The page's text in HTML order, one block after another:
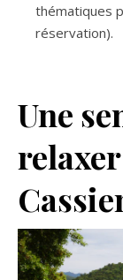
thématiques
réservation).
Une